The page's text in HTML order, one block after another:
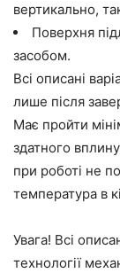
вертикально,
Поверхня
засобом.
Всі описані
лише після
Має пройти
здатного
при роботі не
температура в
Увага! Всі
технології